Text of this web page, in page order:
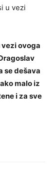
u vezi
vezi ovoga
se dešava
malo iz
i za sve